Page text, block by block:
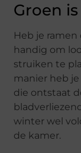
Groen
Heb je
handig om
struiken te
manier heb
die ontstaat
winter wel
de kamer.